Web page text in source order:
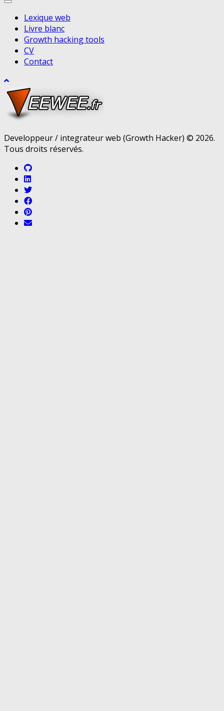
Lexique web
Livre blanc
Growth hacking tools
CV
Contact
Developpeur / integrateur web (Growth Hacker) © 2026.
Tous droits réservés.